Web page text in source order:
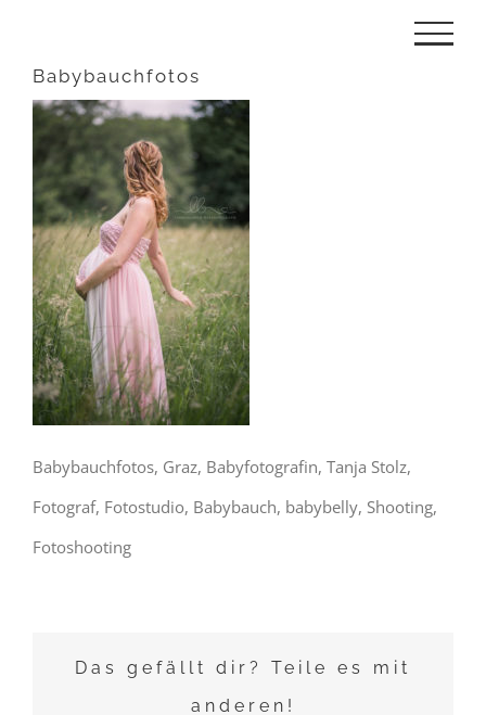
springen
Babybauchfotos
Babybauchfotos, Graz, Babyfotografin, Tanja Stolz,
Fotograf, Fotostudio, Babybauch, babybelly, Shooting,
Fotoshooting
Das gefällt dir? Teile es mit
anderen!